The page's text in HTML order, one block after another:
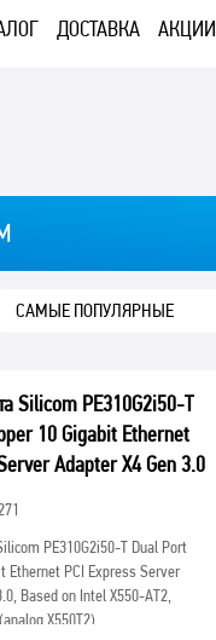
ДОСТАВКА АКЦИИ
Silicom PE310G2i50-T
10 Gigabit Ethernet
Adapter X4 Gen 3.0
PE310G2i50-T Dual Port
Ethernet PCI Express Server
Based on Intel X550-AT2,
X550T2)